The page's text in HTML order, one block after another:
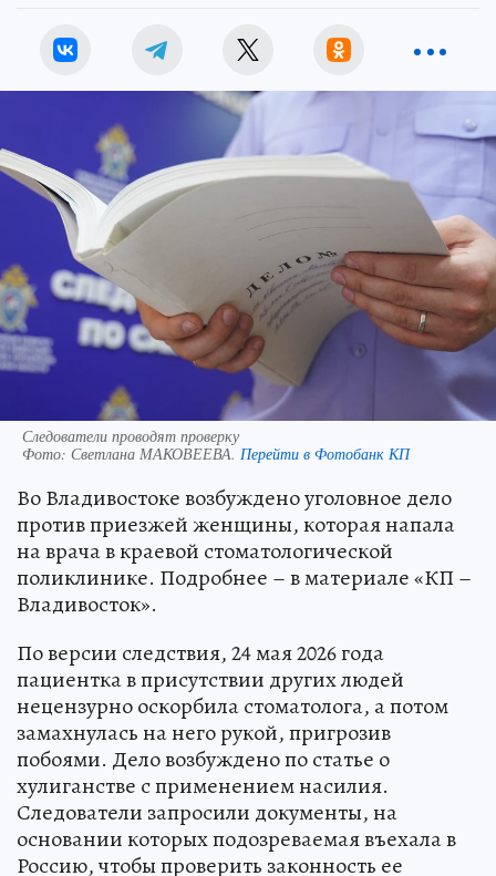
Следователи проводят проверку
Фото: Светлана МАКОВЕЕВА. Перейти в Фотобанк КП
Во Владивостоке возбуждено уголовное дело
против приезжей женщины, которая напала
на врача в краевой стоматологической
поликлинике. Подробнее – в материале «КП –
Владивосток».
По версии следствия, 24 мая 2026 года
пациентка в присутствии других людей
нецензурно оскорбила стоматолога, а потом
замахнулась на него рукой, пригрозив
побоями. Дело возбуждено по статье о
хулиганстве с применением насилия.
Следователи запросили документы, на
основании которых подозреваемая въехала в
Россию, чтобы проверить законность ее